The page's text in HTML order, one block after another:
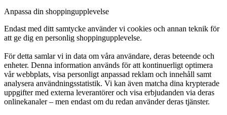
Anpassa din shoppingupplevelse
Endast med ditt samtycke använder vi cookies och annan teknik för
att ge dig en personlig shoppingupplevelse.
För detta samlar vi in data om våra användare, deras beteende och
enheter. Denna information används för att kontinuerligt optimera
vår webbplats, visa personligt anpassad reklam och innehåll samt
analysera användningsstatistik. Vi kan även matcha dina krypterade
uppgifter med externa leverantörer och visa erbjudanden via deras
onlinekanaler – men endast om du redan använder deras tjänster.